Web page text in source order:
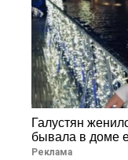
Галустян
бывала в доме
Реклама